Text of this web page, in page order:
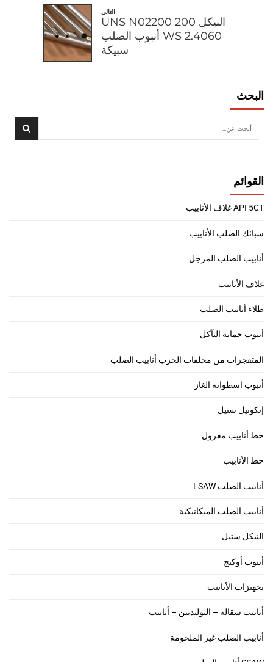
التالي
النيكل 200 UNS N02200
WS 2.4060 أنبوب الصلب
سبيكة
البحث
القوائم
API 5CT غلاف الأنابيب
سبائك الصلب الأنابيب
أنابيب الصلب المرجل
غلاف الأنابيب
طلاء أنابيب الصلب
أنبوب حماية التآكل
المتفجرات من مخلفات الحرب أنابيب الصلب
أنبوب اسطوانة الغاز
إنكونيل ستيل
خط أنابيب معزول
خط الأنابيب
أنابيب الصلب LSAW
أنابيب الصلب الميكانيكية
النيكل ستيل
أنبوب أوكتج
تجهيزات الأنابيب
أنابيب سقالة – البولنديين – أنابيب
أنابيب الصلب غير الملحومة